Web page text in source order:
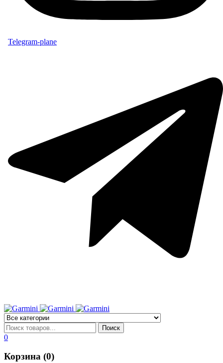
Telegram-plane
0
Корзина (0)